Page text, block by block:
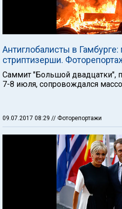
Антиглобалисты в
стриптизерши.
Саммит "Большой двадцатки",
7-8 июля, сопровождался
09.07.2017 08:29 // Фоторепортажи